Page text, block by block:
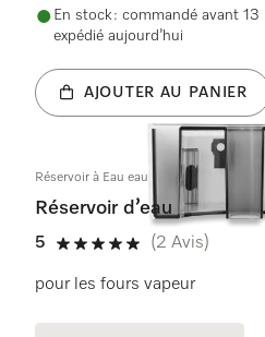
En stock : commandé avant
expédié aujourd’hui
AJOUTER AU PANIER
Réservoir à Eau eau condensée geschw.
Réservoir d’eau
5
5 étoiles sur 5
(2 Avis)
pour les fours vapeur